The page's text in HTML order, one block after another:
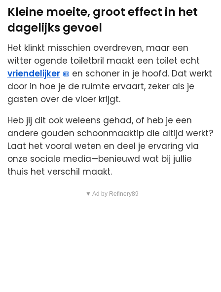
Kleine moeite, groot effect in het
dagelijks gevoel
Het klinkt misschien overdreven, maar een
witter ogende toiletbril maakt een toilet echt
vriendelijker
en schoner in je hoofd. Dat werkt
door in hoe je de ruimte ervaart, zeker als je
gasten over de vloer krijgt.
Heb jij dit ook weleens gehad, of heb je een
andere gouden schoonmaaktip die altijd werkt?
Laat het vooral weten en deel je ervaring via
onze sociale media—benieuwd wat bij jullie
thuis het verschil maakt.
▼ Ad by Refinery89